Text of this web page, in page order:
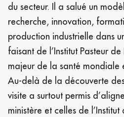
du secteur. Il a salué un
recherche, innovation,
production industrielle dans
faisant de l’Institut Pasteur
majeur de la santé mondiale
Au-delà de la découverte
visite a surtout permis
ministère et celles de